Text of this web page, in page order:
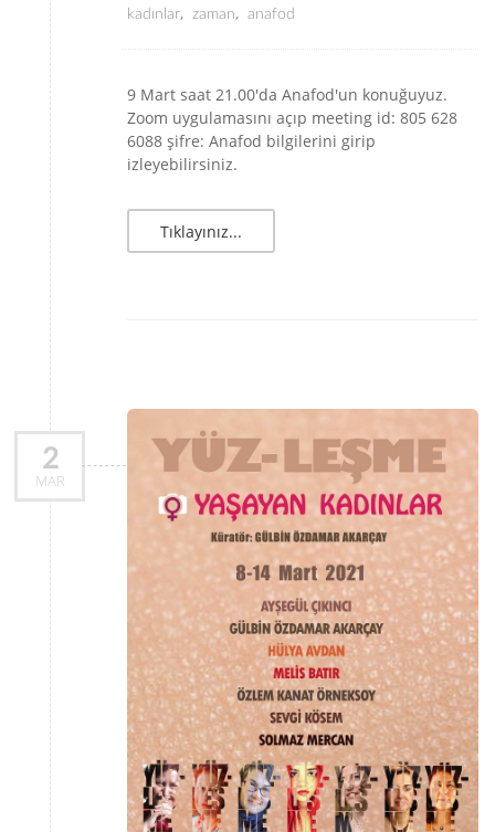
kadınlar, zaman, anafod
9 Mart saat 21.00'da Anafod'un konuğuyuz.
Zoom uygulamasını açıp meeting id: 805 628
6088 şifre: Anafod bilgilerini girip
izleyebilirsiniz.
Tıklayınız...
2
MAR